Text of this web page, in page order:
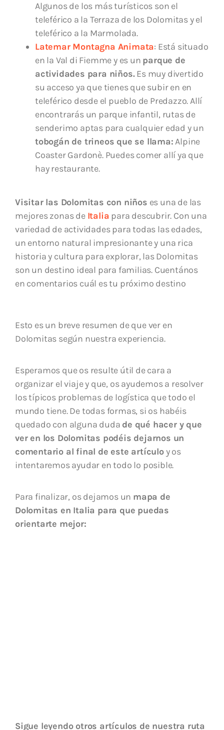
Algunos de los más turísticos son el
teleférico a la Terraza de los Dolomitas y el
teleférico a la Marmolada.
Latemar Montagna Animata: Está situado
en la Val di Fiemme y es un parque de
actividades para niños.Es muy divertido
su acceso ya que tienes que subir en en
teleférico desde el pueblo de Predazzo. Allí
encontrarás un parque infantil, rutas de
senderimo aptas para cualquier edad y un
tobogán de trineos que se llama:Alpine
Coaster Gardonè. Puedes comer allí ya que
hay restaurante.
Visitar las Dolomitas con niños es una de las
mejores zonas de Italia para descubrir. Con una
variedad de actividades para todas las edades,
un entorno natural impresionante y una rica
historia y cultura para explorar, las Dolomitas
son un destino ideal para familias. Cuentános
en comentarios cuál es tu próximo destino
Esto es un breve resumen de que ver en
Dolomitas según nuestra experiencia.
Esperamos que os resulte útil de cara a
organizar el viaje y que, os ayudemos a resolver
los típicos problemas de logística que todo el
mundo tiene. De todas formas, si os habéis
quedado con alguna duda de qué hacer y que
ver en los Dolomitas podéis dejarnos un
comentario al final de este artículoy os
intentaremos ayudar en todo lo posible.
Para finalizar, os dejamos un mapa de
Dolomitas en Italia para que puedas
orientarte mejor:
Sigue leyendo otros artículos de nuestra ruta